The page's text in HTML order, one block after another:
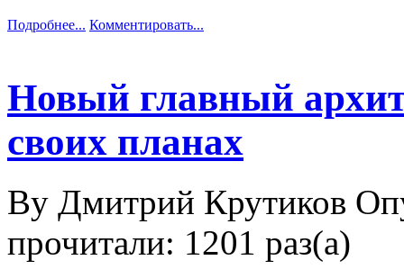
Подробнее... Комментировать...
Новый главный
своих планах
By Дмитрий Крутиков
прочитали: 1201 раз(а)